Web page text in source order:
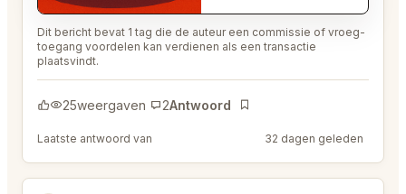
Dit bericht bevat 1 tag die de auteur een commissie of vroeg-
toegang voordelen kan verdienen als een transactie
plaatsvindt.
25weergaven 2Antwoord
Bladwijzer
Laatste antwoord van 32 dagen geleden